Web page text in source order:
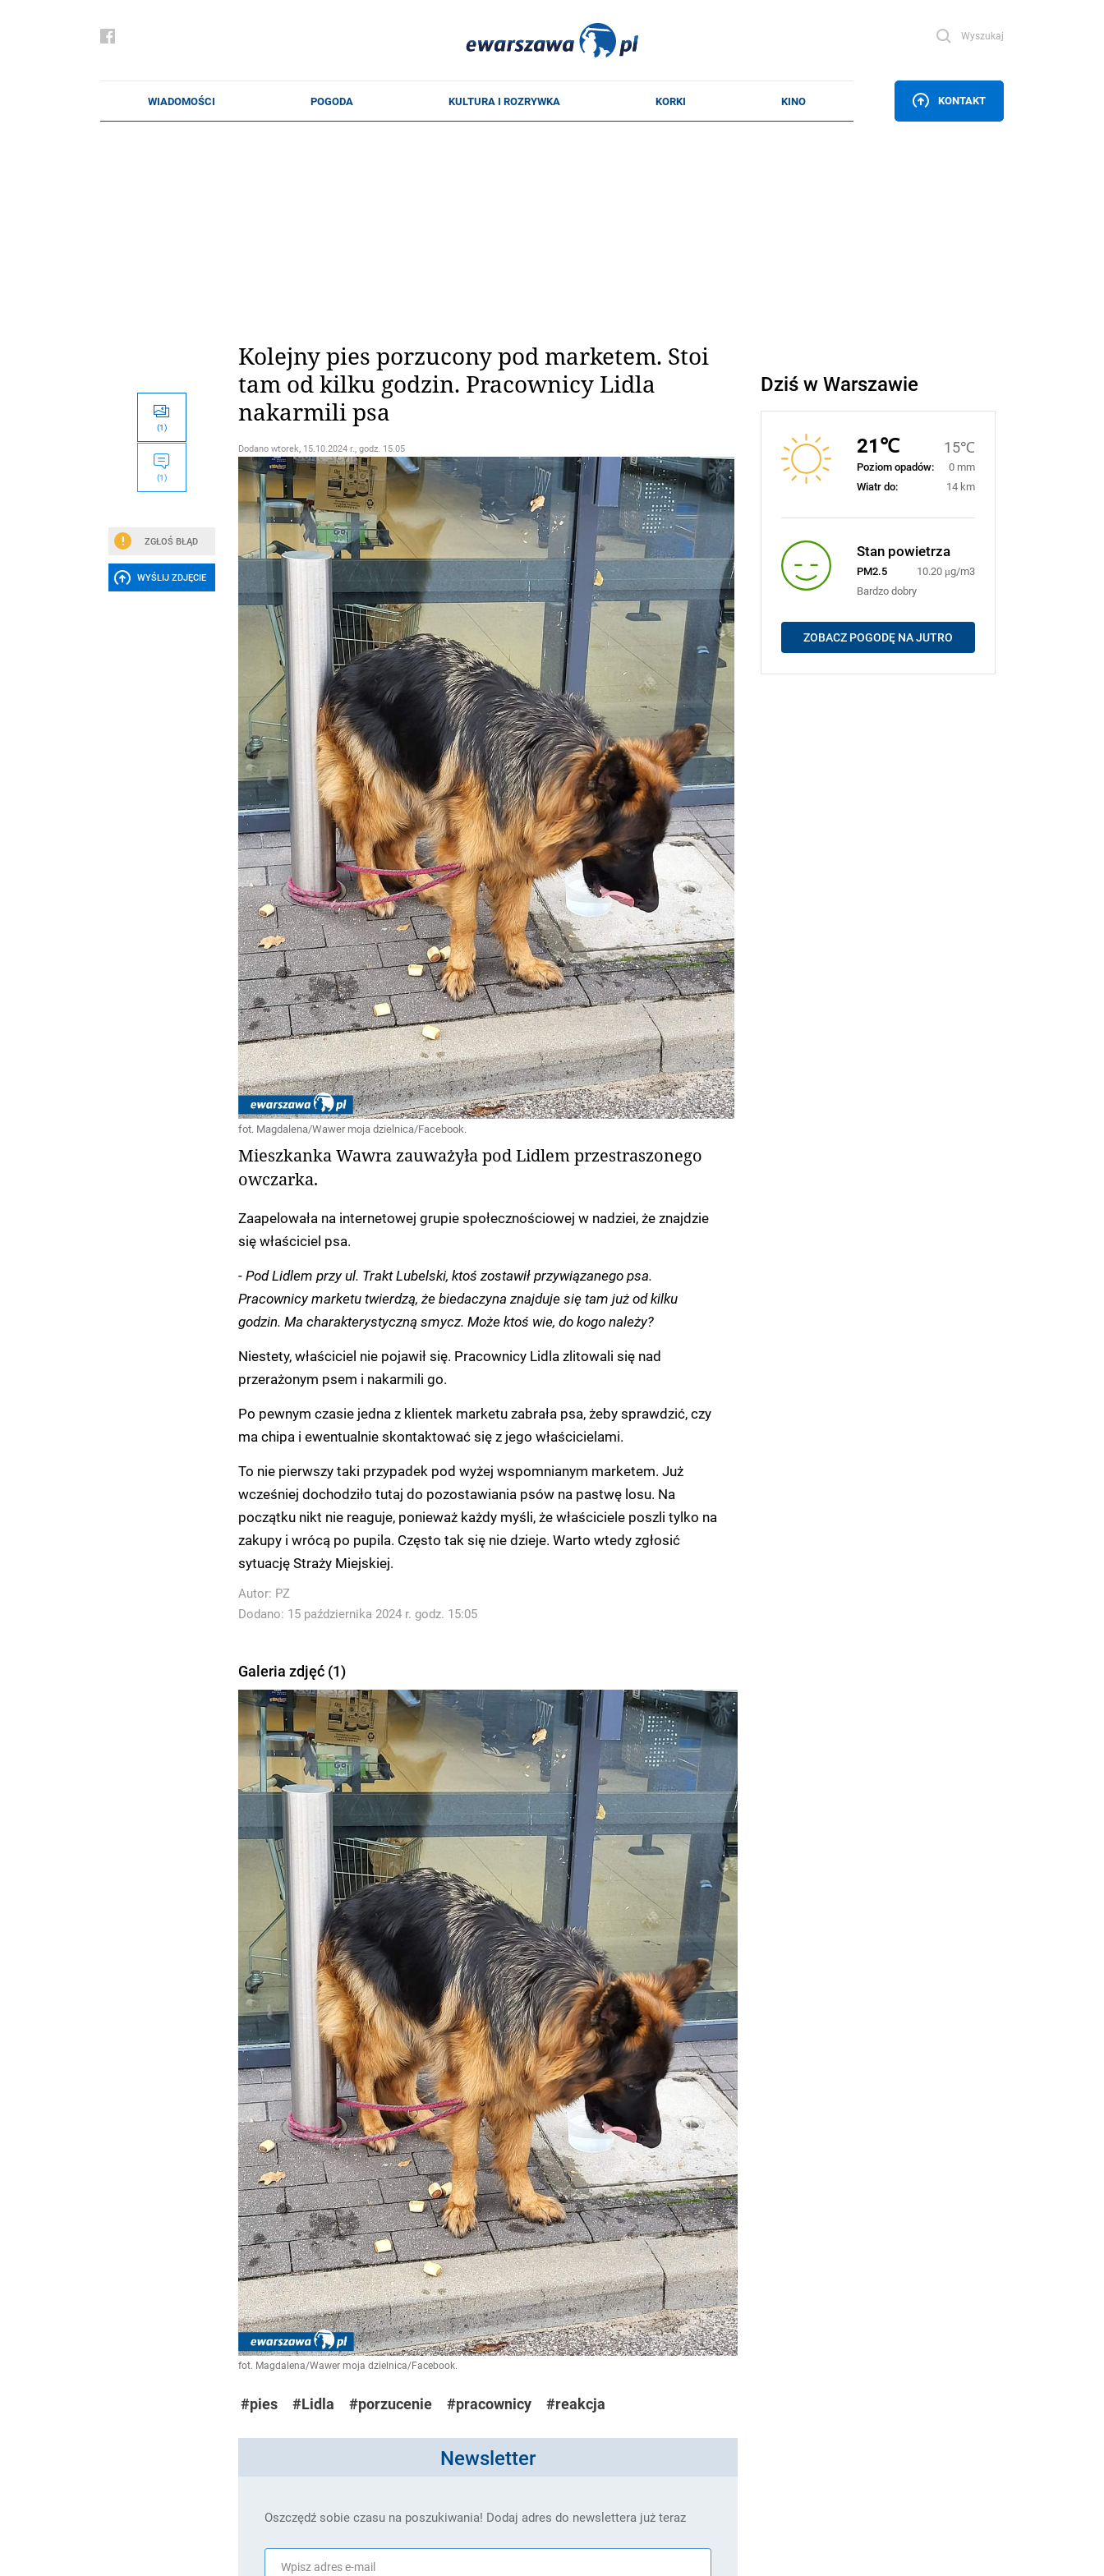
Wyszukaj
KONTAKT
(1)
(1)
ZGŁOŚ BŁĄD
WYŚLIJ ZDJĘCIE
Kolejny pies porzucony pod marketem. Stoi
tam od kilku godzin. Pracownicy Lidla
nakarmili psa
Dodano wtorek, 15.10.2024 r., godz. 15.05
fot. Magdalena/Wawer moja dzielnica/Facebook.
Mieszkanka Wawra zauważyła pod Lidlem przestraszonego
owczarka.
Zaapelowała na internetowej grupie społecznościowej w nadziei, że znajdzie
się właściciel psa.
-Pod Lidlem przy ul. Trakt Lubelski, ktoś zostawił przywiązanego psa.
Pracownicy marketu twierdzą, że biedaczyna znajduje się tam już od kilku
godzin. Ma charakterystyczną smycz. Może ktoś wie, do kogo należy?
Niestety, właściciel nie pojawił się. Pracownicy Lidla zlitowali się nad
przerażonym psem i nakarmili go.
Po pewnym czasie jedna z klientek marketu zabrała psa, żeby sprawdzić, czy
ma chipa i ewentualnie skontaktować się z jego właścicielami.
To nie pierwszy taki przypadek pod wyżej wspomnianym marketem. Już
wcześniej dochodziło tutaj do pozostawiania psów na pastwę losu. Na
początku nikt nie reaguje, ponieważ każdy myśli, że właściciele poszli tylko na
zakupy i wrócą po pupila. Często tak się nie dzieje. Warto wtedy zgłosić
sytuację Straży Miejskiej.
Autor: PZ
Dodano: 15 października 2024 r. godz. 15:05
Galeria zdjęć (1)
fot. Magdalena/Wawer moja dzielnica/Facebook.
#pies #Lidla #porzucenie #pracownicy #reakcja
Newsletter
Oszczędź sobie czasu na poszukiwania! Dodaj adres do newslettera już teraz
Dziś w Warszawie
21℃ 15℃
Poziom opadów:
0 mm
Wiatr do:
14 km
Stan powietrza
PM2.5
10.20 μg/m3
Bardzo dobry
ZOBACZ POGODĘ NA JUTRO